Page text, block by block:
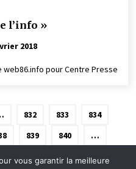
l’info »
2018
web86.info pour Centre Presse
832 833
834
839 840
…
vous garantir la meilleure